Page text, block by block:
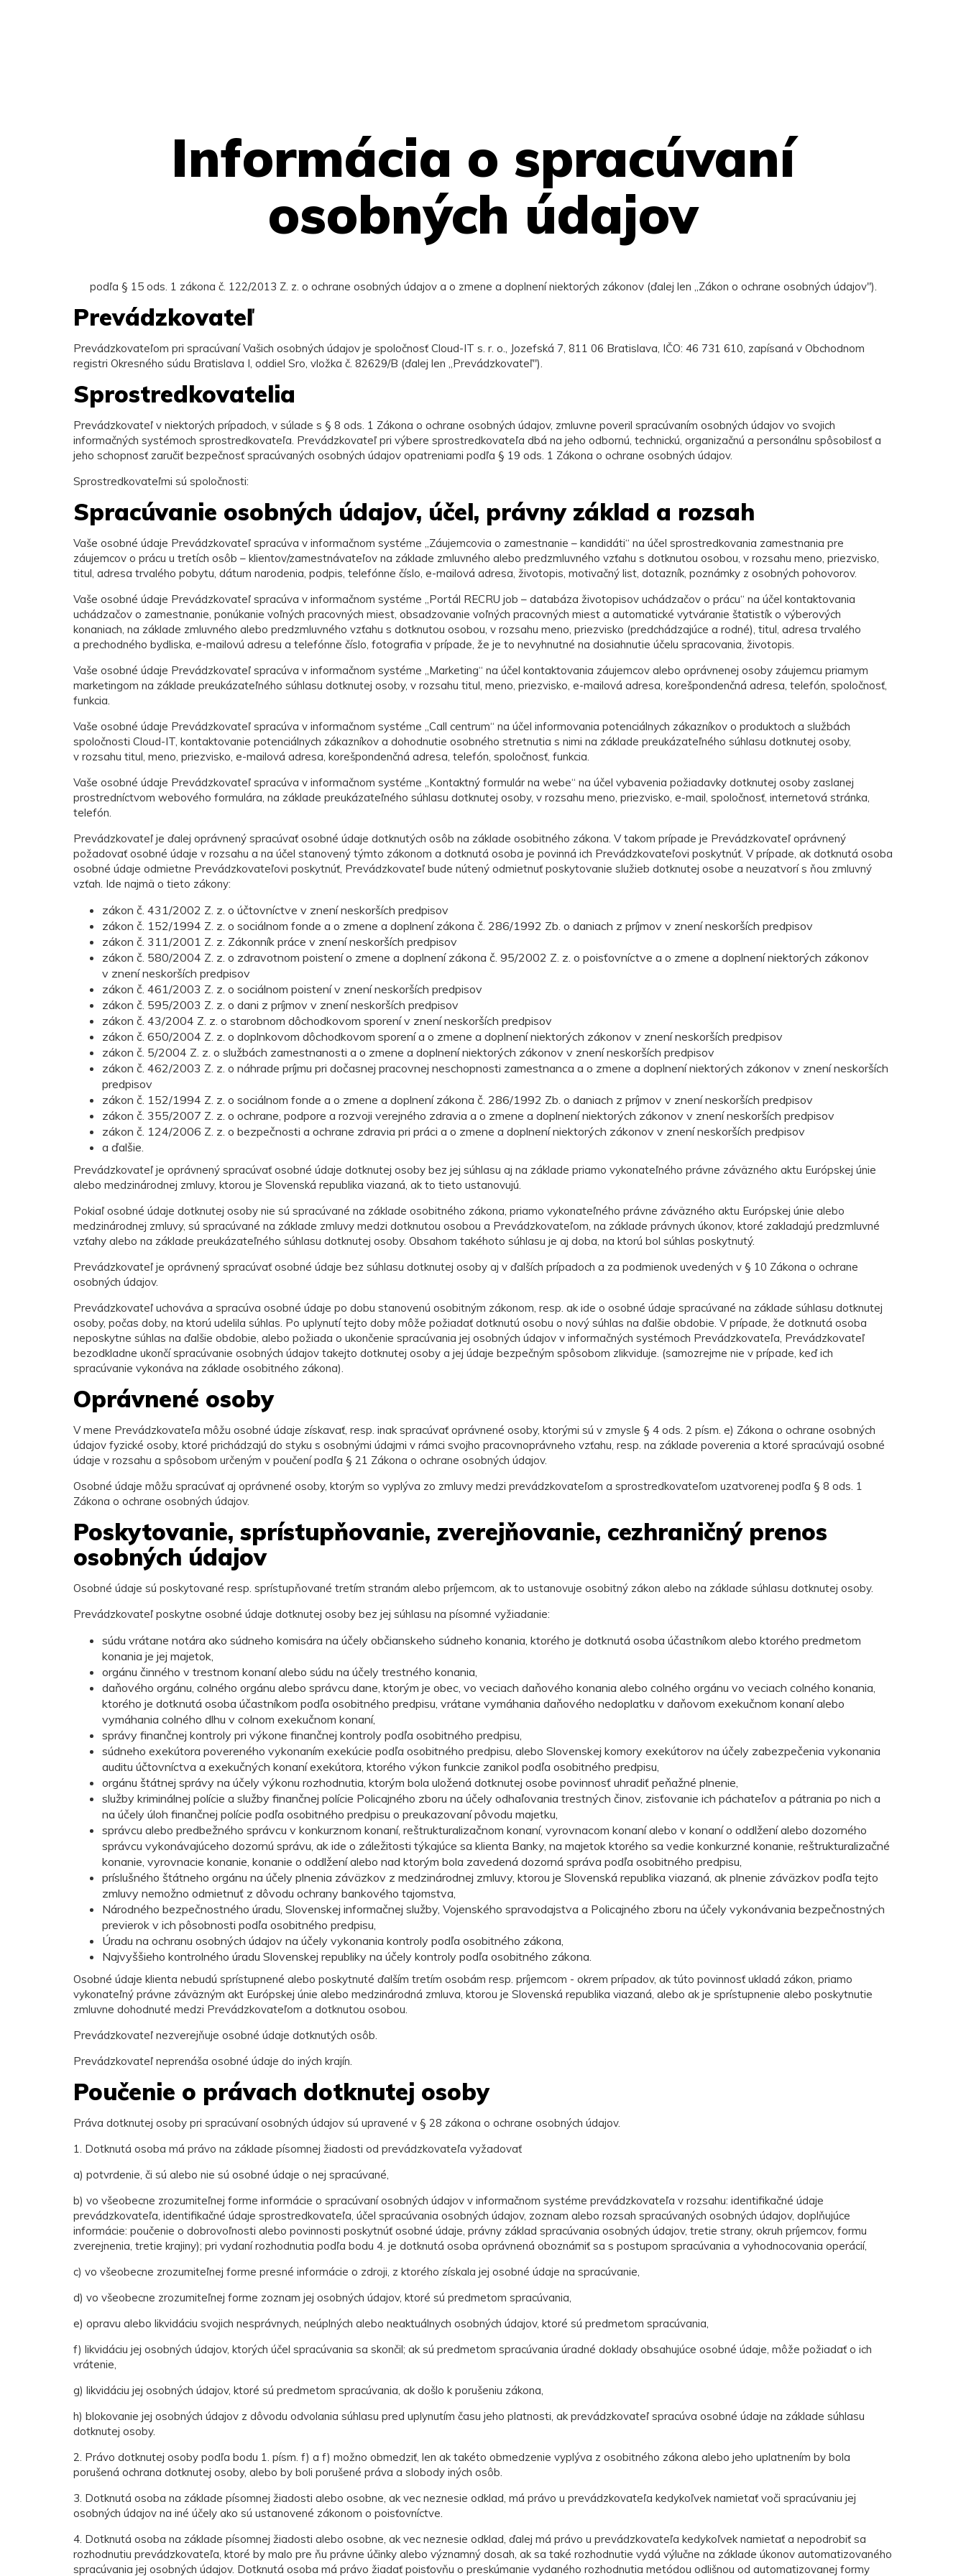
Informácia o spracúvaní
osobných údajov
podľa § 15 ods. 1 zákona č. 122/2013 Z. z. o ochrane osobných údajov a o zmene a doplnení niektorých zákonov (ďalej len „Zákon o ochrane osobných údajov").
Prevádzkovateľ
Prevádzkovateľom pri spracúvaní Vašich osobných údajov je spoločnosť Cloud-IT s. r. o., Jozefská 7, 811 06 Bratislava, IČO: 46 731 610, zapísaná v Obchodnom
registri Okresného súdu Bratislava I, oddiel Sro, vložka č. 82629/B (ďalej len „Prevádzkovateľ").
Sprostredkovatelia
Prevádzkovateľ v niektorých prípadoch, v súlade s § 8 ods. 1 Zákona o ochrane osobných údajov, zmluvne poveril spracúvaním osobných údajov vo svojich
informačných systémoch sprostredkovateľa. Prevádzkovateľ pri výbere sprostredkovateľa dbá na jeho odbornú, technickú, organizačnú a personálnu spôsobilosť a
jeho schopnosť zaručiť bezpečnosť spracúvaných osobných údajov opatreniami podľa § 19 ods. 1 Zákona o ochrane osobných údajov.
Sprostredkovateľmi sú spoločnosti:
Spracúvanie osobných údajov, účel, právny základ a rozsah
Vaše osobné údaje Prevádzkovateľ spracúva v informačnom systéme „Záujemcovia o zamestnanie – kandidáti“ na účel sprostredkovania zamestnania pre
záujemcov o prácu u tretích osôb – klientov/zamestnávateľov na základe zmluvného alebo predzmluvného vzťahu s dotknutou osobou, v rozsahu meno, priezvisko,
titul, adresa trvalého pobytu, dátum narodenia, podpis, telefónne číslo, e-mailová adresa, životopis, motivačný list, dotazník, poznámky z osobných pohovorov.
Vaše osobné údaje Prevádzkovateľ spracúva v informačnom systéme „Portál RECRU job – databáza životopisov uchádzačov o prácu“ na účel kontaktovania
uchádzačov o zamestnanie, ponúkanie voľných pracovných miest, obsadzovanie voľných pracovných miest a automatické vytváranie štatistík o výberových
konaniach, na základe zmluvného alebo predzmluvného vzťahu s dotknutou osobou, v rozsahu meno, priezvisko (predchádzajúce a rodné), titul, adresa trvalého
a prechodného bydliska, e-mailovú adresu a telefónne číslo, fotografia v prípade, že je to nevyhnutné na dosiahnutie účelu spracovania, životopis.
Vaše osobné údaje Prevádzkovateľ spracúva v informačnom systéme „Marketing“ na účel kontaktovania záujemcov alebo oprávnenej osoby záujemcu priamym
marketingom na základe preukázateľného súhlasu dotknutej osoby, v rozsahu titul, meno, priezvisko, e-mailová adresa, korešpondenčná adresa, telefón, spoločnosť,
funkcia.
Vaše osobné údaje Prevádzkovateľ spracúva v informačnom systéme „Call centrum“ na účel informovania potenciálnych zákazníkov o produktoch a službách
spoločnosti Cloud-IT, kontaktovanie potenciálnych zákazníkov a dohodnutie osobného stretnutia s nimi na základe preukázateľného súhlasu dotknutej osoby,
v rozsahu titul, meno, priezvisko, e-mailová adresa, korešpondenčná adresa, telefón, spoločnosť, funkcia.
Vaše osobné údaje Prevádzkovateľ spracúva v informačnom systéme „Kontaktný formulár na webe“ na účel vybavenia požiadavky dotknutej osoby zaslanej
prostredníctvom webového formulára, na základe preukázateľného súhlasu dotknutej osoby, v rozsahu meno, priezvisko, e-mail, spoločnosť, internetová stránka,
telefón.
Prevádzkovateľ je ďalej oprávnený spracúvať osobné údaje dotknutých osôb na základe osobitného zákona. V takom prípade je Prevádzkovateľ oprávnený
požadovať osobné údaje v rozsahu a na účel stanovený týmto zákonom a dotknutá osoba je povinná ich Prevádzkovateľovi poskytnúť. V prípade, ak dotknutá osoba
osobné údaje odmietne Prevádzkovateľovi poskytnúť, Prevádzkovateľ bude nútený odmietnuť poskytovanie služieb dotknutej osobe a neuzatvorí s ňou zmluvný
vzťah. Ide najmä o tieto zákony:
zákon č. 431/2002 Z. z. o účtovníctve v znení neskorších predpisov
zákon č. 152/1994 Z. z. o sociálnom fonde a o zmene a doplnení zákona č. 286/1992 Zb. o daniach z príjmov v znení neskorších predpisov
zákon č. 311/2001 Z. z. Zákonník práce v znení neskorších predpisov
zákon č. 580/2004 Z. z. o zdravotnom poistení o zmene a doplnení zákona č. 95/2002 Z. z. o poisťovníctve a o zmene a doplnení niektorých zákonov
v znení neskorších predpisov
zákon č. 461/2003 Z. z. o sociálnom poistení v znení neskorších predpisov
zákon č. 595/2003 Z. z. o dani z príjmov v znení neskorších predpisov
zákon č. 43/2004 Z. z. o starobnom dôchodkovom sporení v znení neskorších predpisov
zákon č. 650/2004 Z. z. o doplnkovom dôchodkovom sporení a o zmene a doplnení niektorých zákonov v znení neskorších predpisov
zákon č. 5/2004 Z. z. o službách zamestnanosti a o zmene a doplnení niektorých zákonov v znení neskorších predpisov
zákon č. 462/2003 Z. z. o náhrade príjmu pri dočasnej pracovnej neschopnosti zamestnanca a o zmene a doplnení niektorých zákonov v znení neskorších
predpisov
zákon č. 152/1994 Z. z. o sociálnom fonde a o zmene a doplnení zákona č. 286/1992 Zb. o daniach z príjmov v znení neskorších predpisov
zákon č. 355/2007 Z. z. o ochrane, podpore a rozvoji verejného zdravia a o zmene a doplnení niektorých zákonov v znení neskorších predpisov
zákon č. 124/2006 Z. z. o bezpečnosti a ochrane zdravia pri práci a o zmene a doplnení niektorých zákonov v znení neskorších predpisov
a ďalšie.
Prevádzkovateľ je oprávnený spracúvať osobné údaje dotknutej osoby bez jej súhlasu aj na základe priamo vykonateľného právne záväzného aktu Európskej únie
alebo medzinárodnej zmluvy, ktorou je Slovenská republika viazaná, ak to tieto ustanovujú.
Pokiaľ osobné údaje dotknutej osoby nie sú spracúvané na základe osobitného zákona, priamo vykonateľného právne záväzného aktu Európskej únie alebo
medzinárodnej zmluvy, sú spracúvané na základe zmluvy medzi dotknutou osobou a Prevádzkovateľom, na základe právnych úkonov, ktoré zakladajú predzmluvné
vzťahy alebo na základe preukázateľného súhlasu dotknutej osoby. Obsahom takéhoto súhlasu je aj doba, na ktorú bol súhlas poskytnutý.
Prevádzkovateľ je oprávnený spracúvať osobné údaje bez súhlasu dotknutej osoby aj v ďalších prípadoch a za podmienok uvedených v § 10 Zákona o ochrane
osobných údajov.
Prevádzkovateľ uchováva a spracúva osobné údaje po dobu stanovenú osobitným zákonom, resp. ak ide o osobné údaje spracúvané na základe súhlasu dotknutej
osoby, počas doby, na ktorú udelila súhlas. Po uplynutí tejto doby môže požiadať dotknutú osobu o nový súhlas na ďalšie obdobie. V prípade, že dotknutá osoba
neposkytne súhlas na ďalšie obdobie, alebo požiada o ukončenie spracúvania jej osobných údajov v informačných systémoch Prevádzkovateľa, Prevádzkovateľ
bezodkladne ukončí spracúvanie osobných údajov takejto dotknutej osoby a jej údaje bezpečným spôsobom zlikviduje. (samozrejme nie v prípade, keď ich
spracúvanie vykonáva na základe osobitného zákona).
Oprávnené osoby
V mene Prevádzkovateľa môžu osobné údaje získavať, resp. inak spracúvať oprávnené osoby, ktorými sú v zmysle § 4 ods. 2 písm. e) Zákona o ochrane osobných
údajov fyzické osoby, ktoré prichádzajú do styku s osobnými údajmi v rámci svojho pracovnoprávneho vzťahu, resp. na základe poverenia a ktoré spracúvajú osobné
údaje v rozsahu a spôsobom určeným v poučení podľa § 21 Zákona o ochrane osobných údajov.
Osobné údaje môžu spracúvať aj oprávnené osoby, ktorým so vyplýva zo zmluvy medzi prevádzkovateľom a sprostredkovateľom uzatvorenej podľa § 8 ods. 1
Zákona o ochrane osobných údajov.
Poskytovanie, sprístupňovanie, zverejňovanie, cezhraničný prenos
osobných údajov
Osobné údaje sú poskytované resp. sprístupňované tretím stranám alebo príjemcom, ak to ustanovuje osobitný zákon alebo na základe súhlasu dotknutej osoby.
Prevádzkovateľ poskytne osobné údaje dotknutej osoby bez jej súhlasu na písomné vyžiadanie:
súdu vrátane notára ako súdneho komisára na účely občianskeho súdneho konania, ktorého je dotknutá osoba účastníkom alebo ktorého predmetom
konania je jej majetok,
orgánu činného v trestnom konaní alebo súdu na účely trestného konania,
daňového orgánu, colného orgánu alebo správcu dane, ktorým je obec, vo veciach daňového konania alebo colného orgánu vo veciach colného konania,
ktorého je dotknutá osoba účastníkom podľa osobitného predpisu, vrátane vymáhania daňového nedoplatku v daňovom exekučnom konaní alebo
vymáhania colného dlhu v colnom exekučnom konaní,
správy finančnej kontroly pri výkone finančnej kontroly podľa osobitného predpisu,
súdneho exekútora povereného vykonaním exekúcie podľa osobitného predpisu, alebo Slovenskej komory exekútorov na účely zabezpečenia vykonania
auditu účtovníctva a exekučných konaní exekútora, ktorého výkon funkcie zanikol podľa osobitného predpisu,
orgánu štátnej správy na účely výkonu rozhodnutia, ktorým bola uložená dotknutej osobe povinnosť uhradiť peňažné plnenie,
služby kriminálnej polície a služby finančnej polície Policajného zboru na účely odhaľovania trestných činov, zisťovanie ich páchateľov a pátrania po nich a
na účely úloh finančnej polície podľa osobitného predpisu o preukazovaní pôvodu majetku,
správcu alebo predbežného správcu v konkurznom konaní, reštrukturalizačnom konaní, vyrovnacom konaní alebo v konaní o oddlžení alebo dozorného
správcu vykonávajúceho dozornú správu, ak ide o záležitosti týkajúce sa klienta Banky, na majetok ktorého sa vedie konkurzné konanie, reštrukturalizačné
konanie, vyrovnacie konanie, konanie o oddlžení alebo nad ktorým bola zavedená dozorná správa podľa osobitného predpisu,
príslušného štátneho orgánu na účely plnenia záväzkov z medzinárodnej zmluvy, ktorou je Slovenská republika viazaná, ak plnenie záväzkov podľa tejto
zmluvy nemožno odmietnuť z dôvodu ochrany bankového tajomstva,
Národného bezpečnostného úradu, Slovenskej informačnej služby, Vojenského spravodajstva a Policajného zboru na účely vykonávania bezpečnostných
previerok v ich pôsobnosti podľa osobitného predpisu,
Úradu na ochranu osobných údajov na účely vykonania kontroly podľa osobitného zákona,
Najvyššieho kontrolného úradu Slovenskej republiky na účely kontroly podľa osobitného zákona.
Osobné údaje klienta nebudú sprístupnené alebo poskytnuté ďalším tretím osobám resp. príjemcom - okrem prípadov, ak túto povinnosť ukladá zákon, priamo
vykonateľný právne záväzným akt Európskej únie alebo medzinárodná zmluva, ktorou je Slovenská republika viazaná, alebo ak je sprístupnenie alebo poskytnutie
zmluvne dohodnuté medzi Prevádzkovateľom a dotknutou osobou.
Prevádzkovateľ nezverejňuje osobné údaje dotknutých osôb.
Prevádzkovateľ neprenáša osobné údaje do iných krajín.
Poučenie o právach dotknutej osoby
Práva dotknutej osoby pri spracúvaní osobných údajov sú upravené v § 28 zákona o ochrane osobných údajov.
1. Dotknutá osoba má právo na základe písomnej žiadosti od prevádzkovateľa vyžadovať
a) potvrdenie, či sú alebo nie sú osobné údaje o nej spracúvané,
b) vo všeobecne zrozumiteľnej forme informácie o spracúvaní osobných údajov v informačnom systéme prevádzkovateľa v rozsahu: identifikačné údaje
prevádzkovateľa, identifikačné údaje sprostredkovateľa, účel spracúvania osobných údajov, zoznam alebo rozsah spracúvaných osobných údajov, doplňujúce
informácie: poučenie o dobrovoľnosti alebo povinnosti poskytnúť osobné údaje, právny základ spracúvania osobných údajov, tretie strany, okruh príjemcov, formu
zverejnenia, tretie krajiny); pri vydaní rozhodnutia podľa bodu 4. je dotknutá osoba oprávnená oboznámiť sa s postupom spracúvania a vyhodnocovania operácií,
c) vo všeobecne zrozumiteľnej forme presné informácie o zdroji, z ktorého získala jej osobné údaje na spracúvanie,
d) vo všeobecne zrozumiteľnej forme zoznam jej osobných údajov, ktoré sú predmetom spracúvania,
e) opravu alebo likvidáciu svojich nesprávnych, neúplných alebo neaktuálnych osobných údajov, ktoré sú predmetom spracúvania,
f) likvidáciu jej osobných údajov, ktorých účel spracúvania sa skončil; ak sú predmetom spracúvania úradné doklady obsahujúce osobné údaje, môže požiadať o ich
vrátenie,
g) likvidáciu jej osobných údajov, ktoré sú predmetom spracúvania, ak došlo k porušeniu zákona,
h) blokovanie jej osobných údajov z dôvodu odvolania súhlasu pred uplynutím času jeho platnosti, ak prevádzkovateľ spracúva osobné údaje na základe súhlasu
dotknutej osoby.
2. Právo dotknutej osoby podľa bodu 1. písm. f) a f) možno obmedziť, len ak takéto obmedzenie vyplýva z osobitného zákona alebo jeho uplatnením by bola
porušená ochrana dotknutej osoby, alebo by boli porušené práva a slobody iných osôb.
3. Dotknutá osoba na základe písomnej žiadosti alebo osobne, ak vec neznesie odklad, má právo u prevádzkovateľa kedykoľvek namietať voči spracúvaniu jej
osobných údajov na iné účely ako sú ustanovené zákonom o poisťovníctve.
4. Dotknutá osoba na základe písomnej žiadosti alebo osobne, ak vec neznesie odklad, ďalej má právo u prevádzkovateľa kedykoľvek namietať a nepodrobiť sa
rozhodnutiu prevádzkovateľa, ktoré by malo pre ňu právne účinky alebo významný dosah, ak sa také rozhodnutie vydá výlučne na základe úkonov automatizovaného
spracúvania jej osobných údajov. Dotknutá osoba má právo žiadať poisťovňu o preskúmanie vydaného rozhodnutia metódou odlišnou od automatizovanej formy